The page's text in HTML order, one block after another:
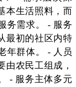
本生活照料，而
务需求。 - 服务
最初的社区内特
年群体。 - 人员
由农民工组成，
- 服务主体多元